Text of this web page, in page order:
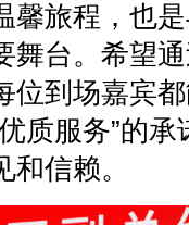
馨旅程，也
舞台。希望
位到场嘉宾
质服务”的
信赖。